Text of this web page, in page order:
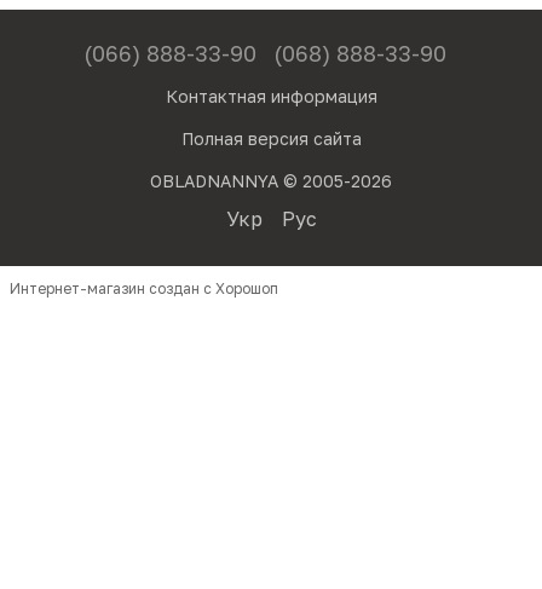
(066) 888-33-90 (068) 888-33-90
Контактная информация
Полная версия сайта
OBLADNANNYA © 2005-2026
Укр Рус
Интернет-магазин создан с Хорошоп